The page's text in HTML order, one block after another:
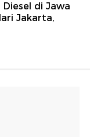
Diesel di Jawa
Jakarta,